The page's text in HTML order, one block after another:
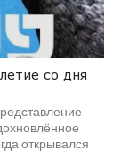
со дня
открывался